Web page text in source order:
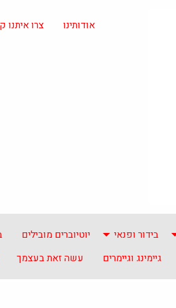
אודותינו צרו איתנו
בידור ופנאי יוטיוברים מובילים
גיימינג וגיימרים עשה זאת בעצמך